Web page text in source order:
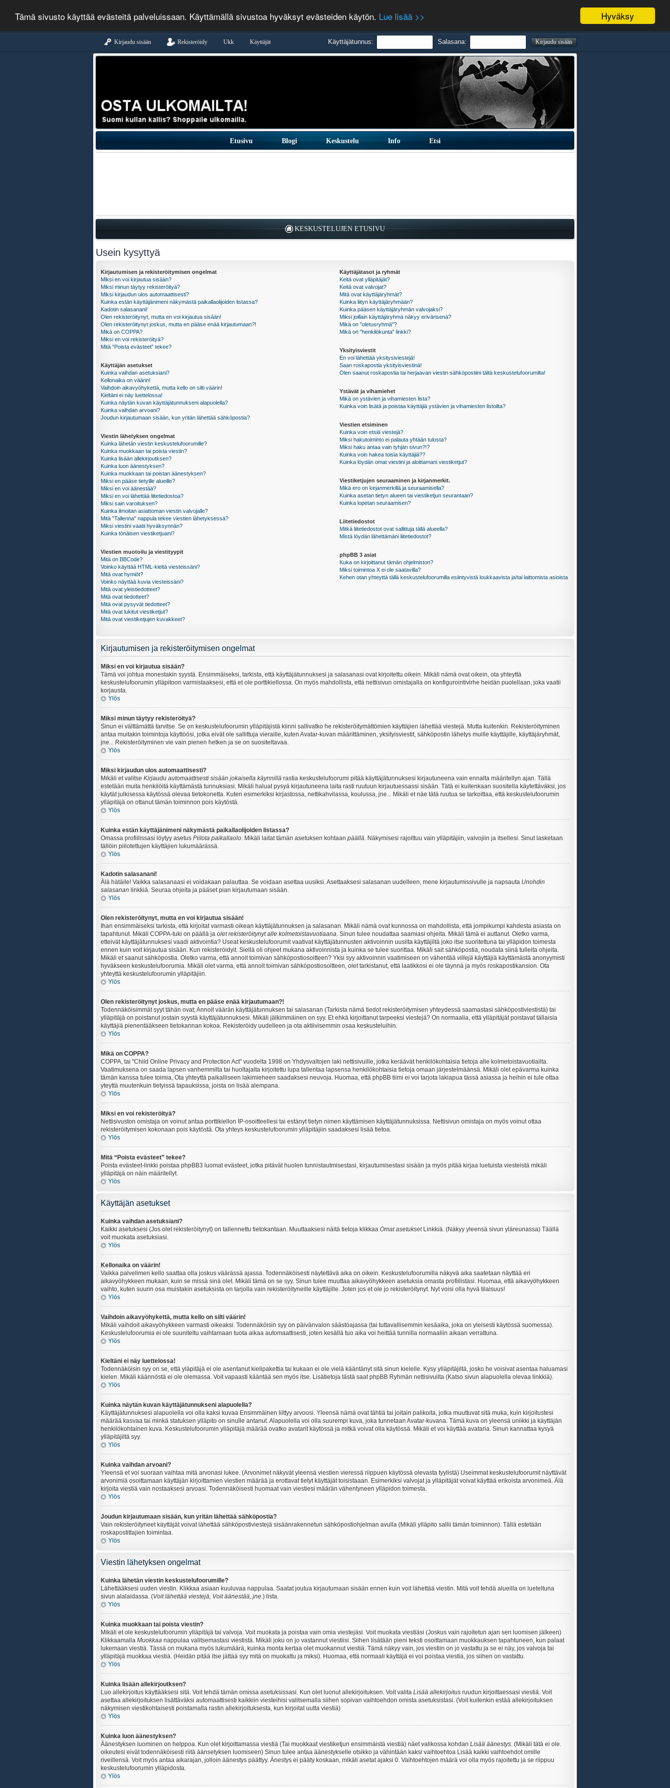
Hyväksy
Tämä sivusto käyttää evästeitä palveluissaan. Käyttämällä sivustoa hyväksyt evästeiden käytön. Lue lisää >>
Kirjaudu sisään Rekisteröidy Ukk Käyttäjät Käyttäjätunnus: Salasana:
Etusivu Blogi Keskustelu Info Etsi
KESKUSTELUJEN ETUSIVU
Usein kysyttyä
Kirjautumisen ja rekisteröitymisen ongelmat
Miksi en voi kirjautua sisään?
Miksi minun täytyy rekisteröityä?
Miksi kirjaudun ulos automaattisesti?
Kuinka estän käyttäjänimeni näkymästä paikallaolijoiden listassa?
Kadotin salasanani!
Olen rekisteröitynyt, mutta en voi kirjautua sisään!
Olen rekisteröitynyt joskus, mutta en pääse enää kirjautumaan?!
Mikä on COPPA?
Miksi en voi rekisteröityä?
Mitä “Poista evästeet” tekee?
Käyttäjän asetukset
Kuinka vaihdan asetuksiani?
Kellonaika on väärin!
Vaihdoin aikavyöhykettä, mutta kello on silti väärin!
Kieltäni ei näy luettelossa!
Kuinka näytän kuvan käyttäjätunnukseni alapuolella?
Kuinka vaihdan arvoani?
Joudun kirjautumaan sisään, kun yritän lähettää sähköpostia?
Viestin lähetyksen ongelmat
Kuinka lähetän viestin keskustelufoorumille?
Kuinka muokkaan tai poista viestin?
Kuinka lisään allekirjoutksen?
Kuinka luon äänestyksen?
Kuinka muokkaan tai poistan äänestyksen?
Miksi en pääse tietyille alueille?
Miksi en voi äänestää?
Miksi en voi lähettää liitetiedostoa?
Miksi sain varoituksen?
Kuinka ilmoitan asiattoman viestin valvojalle?
Mitä "Tallenna" nappula tekee viestien lähetyksessä?
Miksi viestini vaatii hyväksynnän?
Kuinka tönäisen viestiketjuani?
Viestien muotoilu ja viestityypit
Mitä on BBCode?
Voinko käyttää HTML-kieltä viesteissäni?
Mitä ovat hymiöt?
Voinko näyttää kuvia viesteissäni?
Mitä ovat yleistiedotteet?
Mitä ovat tiedotteet?
Mitä ovat pysyvät tiedotteet?
Mitä ovat lukitut viestiketjut?
Mitä ovat viestiketjujen kuvakkeet?
Käyttäjätasot ja ryhmät
Keitä ovat ylläpitäjät?
Keitä ovat valvojat?
Mitä ovat käyttäjäryhmät?
Kuinka liityn käyttäjäryhmään?
Kuinka pääsen käyttäjäryhmän valvojaksi?
Miksi joillain käyttäjäryhmä näkyy erivärisenä?
Mikä on "oletusryhmä"?
Mikä on "henkilökunta" linkki?
Yksityisviestit
En voi lähettää yksitysiviestejä!
Saan roskapostia yksityisviestinä!
Olen saanut roskapostia tai herjaavan viestin sähköpostiini tältä keskustelufoorumilta!
Ystävät ja vihamiehet
Mikä on ystävien ja vihamiesten lista?
Kuinka voin lisätä ja poistaa käyttäjiä ystävien ja vihamiesten listoilta?
Viestien etsiminen
Kuinka voin etsiä viestejä?
Miksi hakutoiminto ei palauta yhtään tulosta?
Miksi haku antaa vain tyhjän sivun?!?
Kuinka voin hakea toisia käyttäjiä??
Kuinka löydän omat viestini ja aloittamani viestiketjut?
Viestiketjujen seuraaminen ja kirjanmerkit.
Mikä ero on kirjanmerkillä ja seuraamisella?
Kuinka asetan tietyn alueen tai viestiketjun seurantaan?
Kuinka lopetan seuraamisen?
Liitetiedostot
Mitkä liitetiedostot ovat sallittuja tällä alueella?
Mistä löydän lähettämäni liitetiedostot?
phpBB 3 asiat
Kuka on kirjoittanut tämän ohjelmiston?
Miksi toimintoa X ei ole saatavilla?
Kehen otan yhteyttä tällä keskustelufoorumilla esiintyvistä loukkaavista ja/tai laittomista asioista
Kirjautumisen ja rekisteröitymisen ongelmat
Miksi en voi kirjautua sisään?
Tämä voi johtua monestakin syystä. Ensimmäiseksi, tarkista, että käyttäjätunnuksesi ja salasanasi ovat kirjoitettu oikein. Mikäli nämä ovat oikein, ota yhteyttä
keskustelufoorumin ylläpitoon varmistaaksesi, että et ole porttikiellossa. On myös mahdollista, että nettisivun omistajalla on konfigurointivirhe heidän puolellaan, joka vaatii
korjausta.
Ylös
Miksi minun täytyy rekisteröityä?
Sinun ei välttämättä tarvitse. Se on keskustelufoorumin ylläpitäjistä kiinni sallivatko he rekisteröitymättömien käyttäjien lähettää viestejä. Mutta kuitenkin. Rekisteröityminen
antaa muitakin toimintoja käyttöösi, jotka eivät ole sallittuja vieraille, kuten Avatar-kuvan määrittäminen, yksityisviestit, sähköpostin lähetys muille käyttäjille, käyttäjäryhmät,
jne... Rekisteröityminen vie vain pienen hetken ja se on suositeltavaa.
Ylös
Miksi kirjaudun ulos automaattisesti?
Mikäli et valitse Kirjaudu automaattisesti sisään jokaisella käynnillä rastia keskustelufoorumi pitää käyttäjätunnuksesi kirjautuneena vain ennalta määritellyn ajan. Tällä
estetään muita henkilöitä käyttämästä tunnuksiasi. Mikäli haluat pysyä kirjautuneena laita rasti ruutuun kirjautuessassi sisään. Tätä ei kuitenkaan suositella käytettäväksi, jos
käytät julkisessa käytössä olevaa tietokonetta. Kuten esimerkiksi kirjastossa, nettikahvilassa, koulussa, jne... Mikäli et näe tätä ruutua se tarkoittaa, että keskustelufoorumin
ylläpitäjä on ottanut tämän toiminnon pois käytöstä.
Ylös
Kuinka estän käyttäjänimeni näkymästä paikallaolijoiden listassa?
Omassa profiilissasi löytyy asetus Piilota paikallaolo. Mikäli laitat tämän asetuksen kohtaan päällä. Näkymisesi rajoittuu vain ylläpitäjiin, valvojiin ja itsellesi. Sinut lasketaan
tällöin piilotettujen käyttäjien lukumäärässä.
Ylös
Kadotin salasanani!
Älä hätäile! Vaikka salasanaasi ei voidakaan palauttaa. Se voidaan asettaa uusiksi. Asettaaksesi salasanan uudelleen, mene kirjautumissivulle ja napsauta Unohdin
salasanan linkkiä. Seuraa ohjeita ja pääset pian kirjautumaan sisään.
Ylös
Olen rekisteröitynyt, mutta en voi kirjautua sisään!
Ihan ensimmäiseksi tarkista, että kirjoitat varmasti oikean käyttäjätunnuksen ja salasanan. Mikäli nämä ovat kunnossa on mahdollista, että jompikumpi kahdesta asiasta on
tapahtunut. Mikäli COPPA-tuki on päällä ja olet rekisteröitynyt alle kolmetoistavuotiaana. Sinun tulee noudattaa saamiasi ohjeita. Mikäli tämä ei auttanut. Oletko varma,
etteivät käyttäjätunnuksesi vaadi aktivointia? Useat keskustelufoorumit vaativat käyttäjätunnusten aktivoinnin uusilta käyttäjiltä joko itse suoritettuna tai ylläpidon toimesta
ennen kuin voit kirjautua sisään. Kun rekisteröidyit. Siellä oli ohjeet mukana aktivoinnista ja kuinka se tulee suorittaa. Mikäli sait sähköpostia, noudata siinä tulleita ohjeita.
Mikäli et saanut sähköpostia. Oletko varma, että annoit toimivan sähköpostiosoitteen? Yksi syy aktivoinnin vaatimiseen on vähentää villejä käyttäjiä käyttämästä anonyymisti
hyväkseen keskustelufoorumia. Mikäli olet varma, että annoit toimivan sähköpostiosoitteen, olet tarkistanut, että laatikkosi ei ole täynnä ja myös roskapostikansion. Ota
yhteyttä keskustelufoorumin ylläpitäjiin.
Ylös
Olen rekisteröitynyt joskus, mutta en pääse enää kirjautumaan?!
Todennäköisimmät syyt tähän ovat; Annoit väärän käyttäjätunnuksen tai salasanan (Tarkista nämä tiedot rekisteröitymisen yhteydessä saamastasi sähköpostiviestistä) tai
ylläpitäjä on poistanut jostain syystä käyttäjätunnuksesi. Mikäli jälkimmäinen on syy. Et ehkä kirjoittanut tarpeeksi viestejä? On normaalia, että ylläpitäjät poistavat tällaisia
käyttäjiä pienentääkseen tietokannan kokoa. Rekisteröidy uudelleen ja ota aktiivisemmin osaa keskusteluihin.
Ylös
Mikä on COPPA?
COPPA, tai "Child Online Privacy and Protection Act" vuodelta 1998 on Yhdysvaltojen laki nettisivuille, jotka keräävät henkilökohtaisia tietoja alle kolmetoistavuotiailta.
Vaatimuksena on saada lapsen vanhemmilta tai huoltajalta kirjoitettu lupa tallentaa lapsensa henkilökohtaisia tietoja omaan järjestelmäänsä. Mikäli olet epävarma kuinka
tämän kanssa tulee toimia, Ota yhteyttä paikalliseen lakimieheen saadaksesi neuvoja. Huomaa, että phpBB tiimi ei voi tarjota lakiapua tässä asiassa ja heihin ei tule ottaa
yteyttä muutenkuin tietyissä tapauksissa, joista on lisää alempana.
Ylös
Miksi en voi rekisteröityä?
Nettisivuston omistaja on voinut antaa porttikiellon IP-osoitteellesi tai estänyt tietyn nimen käyttämisen käyttäjätunnuksissa. Nettisivun omistaja on myös voinut ottaa
rekisteröitymisen kokonaan pois käytöstä. Ota yhteys keskustelufoorumin ylläpitäjiin saadaksesi lisää tietoa.
Ylös
Mitä “Poista evästeet” tekee?
Poista evästeet-linkki poistaa phpBB3 luomat evästeet, jotka pitävät huolen tunnistautmisestasi, kirjautumisestasi sisään ja myös pitää kirjaa luetuista viesteistä mikäli
ylläpitäjä on näin määritellyt.
Ylös
Käyttäjän asetukset
Kuinka vaihdan asetuksiani?
Kaikki asetuksesi (Jos olet rekisteröitynyt) on tallennettu tietokantaan. Muuttaaksesi näitä tietoja klikkaa Omat asetuksetLinkkiä. (Näkyy yleensä sivun yläreunassa) Täällä
voit muokata asetuksiasi.
Ylös
Kellonaika on väärin!
Vaikka palvelimen kello saattaa olla joskus väärässä ajassa. Todennäköisesti näytettävä aika on oikein. Keskustelufoorumilla näkyvä aika saatetaan näyttää eri
aikavyöhykkeen mukaan, kuin se missä sinä olet. Mikäli tämä on se syy. Sinun tulee muuttaa aikavyöhykkeen asetuksia omasta profiilistasi. Huomaa, että aikavyöhykkeen
vaihto, kuten suurin osa muistakin asetuksista on tarjolla vain rekisteröityneille käyttäjille. Joten jos et ole jo rekisteröitynyt. Nyt voisi olla hyvä tilaisuus!
Ylös
Vaihdoin aikavyöhykettä, mutta kello on silti väärin!
Mikäli vaihdoit aikavyöhykkeen varmasti oikeaksi. Todennäköisin syy on päivänvalon säästöajassa (tai tuttavallisemmin kesäaika, joka on yleisesti käytössä suomessa).
Keskustelufoorumia ei ole suuniteltu vaihtamaan tuota aikaa automaattisesti, joten kesällä tuo aika voi heittää tunnilla normaaliin aikaan verrattuna.
Ylös
Kieltäni ei näy luettelossa!
Todennäköisin syy on se, että yläpitäjä ei ole asentanut kielipakettia tai kukaan ei ole vielä kääntänyt sitä sinun kielelle. Kysy ylläpitäjiltä, josko he voisivat asentaa haluamasi
kielen. Mikäli käännöstä ei ole olemassa. Voit vapaasti kääntää sen myös itse. Lisätietoja tästä saat phpBB Ryhmän nettisivuilta (Katso sivun alapuolella olevaa linkkiä).
Ylös
Kuinka näytän kuvan käyttäjätunnukseni alapuolella?
Käyttäjätunnuksesi alapuolella voi olla kaksi kuvaa Ensimmäinen liittyy arvoosi. Yleensä nämä ovat tähtiä tai joitain palikoita, jotka muuttuvat sitä muka, kuin kirjoitustesi
määrää kasvaa tai minkä statuksen ylläpito on sinulle antanut. Alapuolella voi olla suurempi kuva, joka tunnetaan Avatar-kuvana. Tämä kuva on yleensä uniikki ja käyttäjän
henkilökohtainen kuva. Keskustelufoorumin ylläpitäjä määrää ovatko avatarit käytössä ja mitkä voivat olla käytössä. Mikäli et voi käyttää avataria. Sinun kannattaa kysyä
ylläpitäjiltä syy.
Ylös
Kuinka vaihdan arvoani?
Yleensä et voi suoraan vaihtaa mitä arvonasi lukee. (Arvonimet näkyvät yleensä viestien vieressä riippuen käytössä olevasta tyylistä) Useimmat keskustelufoorumit näyttävät
arvonimiä osoittamaan käyttäjän kirjoittamien viestien määrää ja erottavat tietyt käyttäjät toisistaaan. Esimerkiksi valvojat ja ylläpitäjät voivat käyttää erikoista arvonimeä. Älä
kirjoita viestiä vain nostaaksesi arvoasi. Todennäköisesti huomaat vain viestiesi määrän vähentyneen ylläpidon toimesta.
Ylös
Joudun kirjautumaan sisään, kun yritän lähettää sähköpostia?
Vain rekisteröityneet käyttäjät voivat lähettää sähköpostiviestejä sisäänrakennetun sähköpostiohjelman avulla (Mikäli ylläpito sallii tämän toiminnon). Tällä estetään
roskapostittajien toimintaa.
Ylös
Viestin lähetyksen ongelmat
Kuinka lähetän viestin keskustelufoorumille?
Lähettääksesi uuden viestin. Klikkaa asiaan kuuluvaa nappulaa. Saatat joutua kirjautumaan sisään ennen kuin voit lähettää viestin. Mitä voit tehdä alueilla on lueteltuna
sivun alalaidassa. (Voit lähettää viestejä, Voit äänestää, jne.) lista.
Ylös
Kuinka muokkaan tai poista viestin?
Mikäli et ole keskustelufoorumin ylläpitäjä tai valvoja. Voit muokata ja poistaa vain omia viestejäsi. Voit muokata viestiäsi (Joskus vain rajoitetun ajan sen luomisen jälkeen)
Klikkaamalla Muokkaa nappulaa valitsemastasi viestistä. Mikäli joku on jo vastannut viestiisi. Siihen lisätään pieni teksti osoittamaan muokkauksen tapahtuneen, kun palaat
lukemaan viestiä. Tässä on mukana myös lukumäärä, kuinka monta kertaa olet muokannut viestiä. Tämä näkyy vain, jos viestiin on jo vastattu ja se ei näy, jos valvoja tai
ylläpitäjä muokkaa viestiä. (Heidän pitää itse jättää syy mitä on muokattu ja miksi). Huomaa, että normaali käyttäjä ei voi poistaa viestiä, jos siihen on vastattu.
Ylös
Kuinka lisään allekirjoutksen?
Luo allekirjoitus käyttääksesi sitä. Voit tehdä tämän omissa asetuksissasi. Kun olet luonut allekirjoituksen. Voit valita Lisää allekirjoitus ruudun kirjoittaessasi viestiä. Voit
asettaa allekirjoituksen lisättäväksi automaattisesti kaikkiin viesteihisi valitsemalla siihen sopivan vaihtoehdon omista asetuksistasi. (Voit kuitenkin estää allekirjoituksen
näkymisen viestikohtaisesti poistamalla rastin allekirjoituksesta, kun kirjoitat uutta viestiä)
Ylös
Kuinka luon äänestyksen?
Äänestyksen luominen on helppoa. Kun olet kirjoittamassa viestiä (Tai muokkaat viestiketjun ensimmäistä viestiä) näet valikossa kohdan Lisää äänestys. (Mikäli tätä ei ole.
oikeutesi eivät todennäköisesti riitä äänsetyksen luomiseen) Sinun tulee antaa äänestykselle otsikko ja vähintään kaksi vaihtoehtoa Lisää kaikki vaihtoehdot omille
riveillensä. Voit myös antaa aikarajan, jolloin äänestys päättyy. Änestys ei pääty koskaan, mikäli asetat ajaksi 0. Vaihtoehtojen määrä voi olla myös rajoitettu ja se riippuu
keskustelufoorumin ylläpidosta.
Ylös